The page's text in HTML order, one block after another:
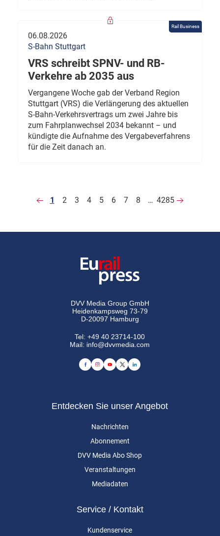
Rail Business
06.08.2026
S-Bahn Stuttgart
VRS schreibt SPNV- und RB-
Verkehre ab 2035 aus
Vergangene Woche gab der Verband Region
Stuttgart (VRS) die Verlängerung des aktuellen
S-Bahn-Verkehrsvertrags um zwei Jahre bis
zum Fahrplanwechsel 2034 bekannt – und
kündigte die Aufnahme des Vergabeverfahrens
für die Zeit danach an.
1 2 3 4 5 6 7 8 … 4285
DVV Media Group GmbH
Heidenkampsweg 73-79
D-20097 Hamburg
Tel:+49 40 23714-100
Mail: info@dvvmedia.com
Entdecken Sie unser Angebot
Nachrichten
Abonnement
DVV Media Abo Shop
Veranstaltungen
Mediadaten
Service / Kontakt
Kundenservice